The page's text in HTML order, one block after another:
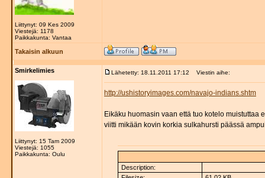
Liittynyt: 09 Kes 2009
Viestejä: 1178
Paikkakunta: Vantaa
Takaisin alkuun
Smirkelimies
Liittynyt: 15 Tam 2009
Viestejä: 1055
Paikkakunta: Oulu
Lähetetty: 18.11.2011 17:12 Viestin aihe:
http://ushistoryimages.com/navajo-indians.shtm
Eikäku huomasin vaan että tuo kotelo
viitti mikään kovin korkia sulkahursti päässä
Description: